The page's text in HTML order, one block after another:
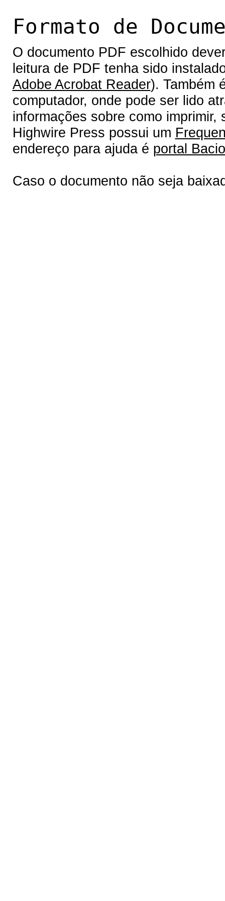
Formato de
O documento PDF escolhido
leitura de PDF tenha sido
Adobe Acrobat Reader). Também
computador, onde pode ser lido
informações sobre como
Highwire Press possui um
endereço para ajuda é portal
Caso o documento não seja